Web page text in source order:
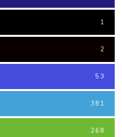
1
2
53
381
268